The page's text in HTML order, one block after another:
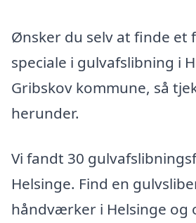
Ønsker du selv at finde et
speciale i gulvafslibning i
Gribskov kommune, så
herunder.
Vi fandt 30
Helsinge. Find en
håndværker i Helsinge og